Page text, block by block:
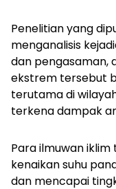
Penelitian yang
menganalisis
dan pengasaman,
ekstrem tersebut
terutama di
terkena dampak
Para ilmuwan
kenaikan suhu
dan mencapai